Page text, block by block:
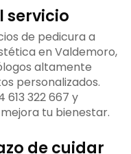
servicio
de pedicura a
en Valdemoro,
altamente
personalizados.
322 667 y
tu bienestar.
de cuidar